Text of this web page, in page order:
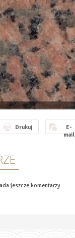
Drukuj
E-
mail
jeszcze komentarzy